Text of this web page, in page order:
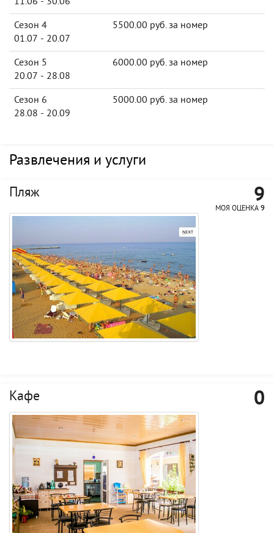
Сезон 4
01.07 - 20.07
5500.00 руб. за номер
Сезон 5
20.07 - 28.08
6000.00 руб. за номер
Сезон 6
28.08 - 20.09
5000.00 руб. за номер
Развлечения и услуги
Пляж 9
МОЯ ОЦЕНКА 9
Кафе 0